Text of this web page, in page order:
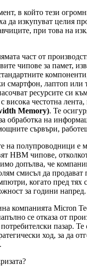
в който тези
да изкупуват целия
при това на
част от
чипове за памет,
смартфон, лаптоп или
ресурсите си
висока честотна лента,
Memory). Те
обработка на
сървъри,
на полупроводници е
HBM чипове,
допълва, че
смисъл да продават
когато пред тях
за години напред.
компанията Micron
се отказа от
пазар. Те
ход, за да